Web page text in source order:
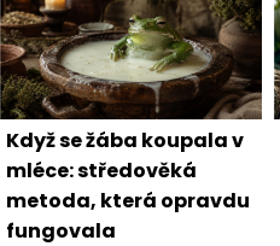
Když se žába koupala v
mléce: středověká
metoda, která opravdu
fungovala